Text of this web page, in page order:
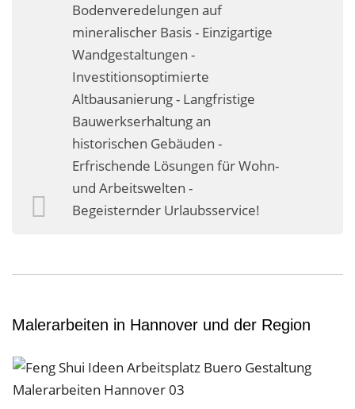
Kontakt
Navigation schließen
Bodenveredelungen auf
mineralischer Basis - Einzigartige
Wandgestaltungen -
Investitionsoptimierte
Altbausanierung - Langfristige
Bauwerkserhaltung an
historischen Gebäuden -
Erfrischende Lösungen für Wohn-
und Arbeitswelten -
Begeisternder Urlaubsservice!
Malerarbeiten in Hannover und der Region